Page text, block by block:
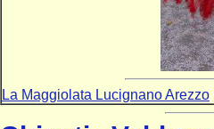
La Maggiolata Lucignano Arezzo